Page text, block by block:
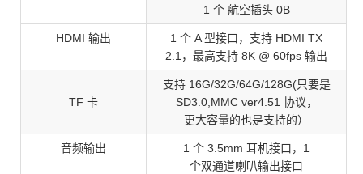
1 个 航空插头 0B
HDMI 输出
1 个 A 型接口，支持 HDMI TX
2.1，最高支持 8K @ 60fps 输出
TF 卡
支持 16G/32G/64G/128G(只要是
SD3.0,MMC ver4.51 协议，
更大容量的也是支持的）
音频输出
1 个 3.5mm 耳机接口，1
个双通道喇叭输出接口